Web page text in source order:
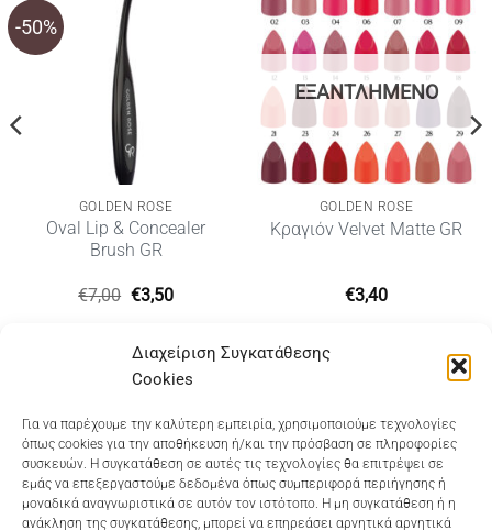
Διαχείριση Συγκατάθεσης
Cookies
Για να παρέχουμε την καλύτερη εμπειρία, χρησιμοποιούμε τεχνολογίες
όπως cookies για την αποθήκευση ή/και την πρόσβαση σε πληροφορίες
συσκευών. Η συγκατάθεση σε αυτές τις τεχνολογίες θα επιτρέψει σε
εμάς να επεξεργαστούμε δεδομένα όπως συμπεριφορά περιήγησης ή
μοναδικά αναγνωριστικά σε αυτόν τον ιστότοπο. Η μη συγκατάθεση ή η
ανάκληση της συγκατάθεσης, μπορεί να επηρεάσει αρνητικά αρνητικά
-50%
GOLDEN ROSE
Oval Lip & Concealer
Brush GR
€7,00 Original
€7,00.
€3,50Η
είναι:
€3,50.
ΕΞΑΝΤΛΗΜΈΝΟ
GOLDEN ROSE
Κραγιόν Velvet Matte GR
€3,40
Dioni Hair Care, Ζυμβρακάκηδων 33, τηλ 28210
91906
Dioni Hair Spa, Κ. Σφακιανάκη 5, τηλ 28210 94712